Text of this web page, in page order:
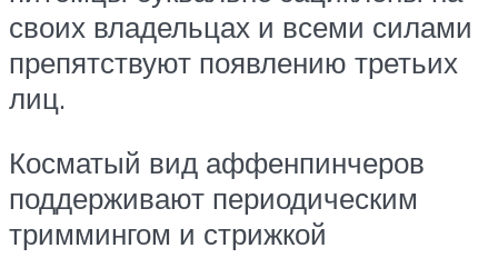
своих владельцах и всеми силами
препятствуют появлению третьих
лиц.
Косматый вид аффенпинчеров
поддерживают периодическим
триммингом и стрижкой